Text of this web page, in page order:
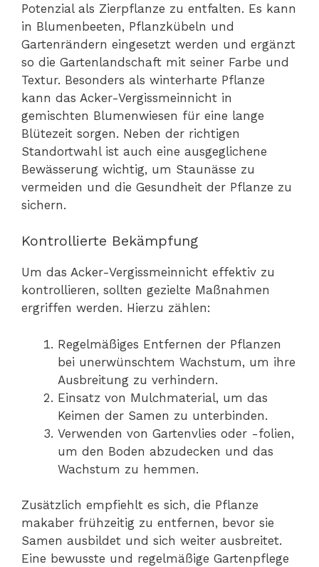
Potenzial als Zierpflanze zu entfalten. Es kann
in Blumenbeeten, Pflanzkübeln und
Gartenrändern eingesetzt werden und ergänzt
so die Gartenlandschaft mit seiner Farbe und
Textur. Besonders als winterharte Pflanze
kann das Acker-Vergissmeinnicht in
gemischten Blumenwiesen für eine lange
Blütezeit sorgen. Neben der richtigen
Standortwahl ist auch eine ausgeglichene
Bewässerung wichtig, um Staunässe zu
vermeiden und die Gesundheit der Pflanze zu
sichern.
Kontrollierte Bekämpfung
Um das Acker-Vergissmeinnicht effektiv zu
kontrollieren, sollten gezielte Maßnahmen
ergriffen werden. Hierzu zählen:
Regelmäßiges Entfernen der Pflanzen
bei unerwünschtem Wachstum, um ihre
Ausbreitung zu verhindern.
Einsatz von Mulchmaterial, um das
Keimen der Samen zu unterbinden.
Verwenden von Gartenvlies oder -folien,
um den Boden abzudecken und das
Wachstum zu hemmen.
Zusätzlich empfiehlt es sich, die Pflanze
makaber frühzeitig zu entfernen, bevor sie
Samen ausbildet und sich weiter ausbreitet.
Eine bewusste und regelmäßige Gartenpflege